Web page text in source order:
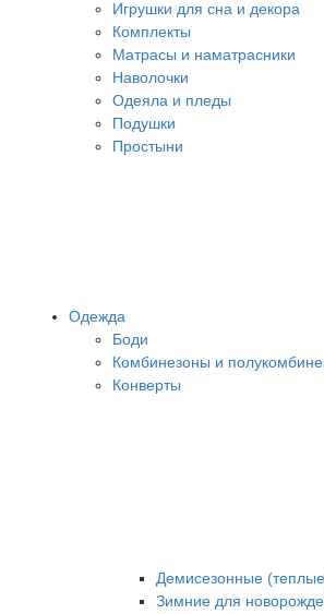
Игрушки для сна и декора
Комплекты
Матрасы и наматрасники
Наволочки
Одеяла и пледы
Подушки
Простыни
Одежда
Боди
Комбинезоны и
Конверты
Демисезонные
Зимние для